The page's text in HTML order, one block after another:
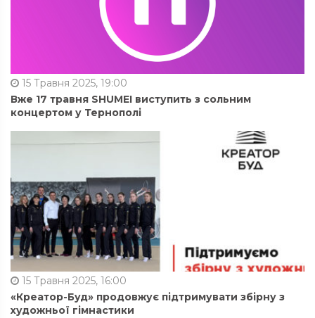
15 Травня 2025, 19:00
Вже 17 травня SHUMEI виступить з сольним
концертом у Тернополі
15 Травня 2025, 16:00
«Креатор-Буд» продовжує підтримувати збірну з
художньої гімнастики